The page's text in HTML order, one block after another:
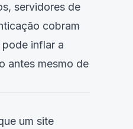
servidores de
cobram
inflar a
antes mesmo de
um site